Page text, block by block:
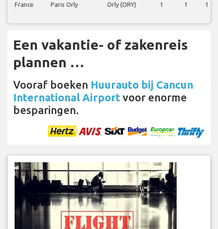
France Paris Orly Orly (ORY) 1 1 1
Een vakantie- of zakenreis
plannen …
Vooraf boeken Huurauto bij Cancun
International Airport voor enorme
besparingen.